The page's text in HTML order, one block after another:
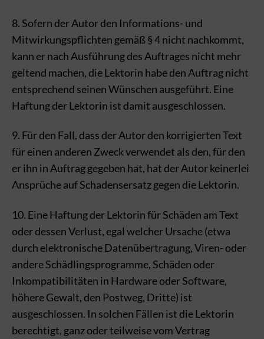
8. Sofern der Autor den Informations- und
Mitwirkungspflichten gemäß § 4 nicht nachkommt,
kann er nach Ausführung des Auftrages nicht mehr
geltend machen, die Lektorin habe den Auftrag nicht
entsprechend seinen Wünschen ausgeführt. Eine
Haftung der Lektorin ist damit ausgeschlossen.
9. Für den Fall, dass der Autor den korrigierten Text
für einen anderen Zweck verwendet als den, für den
er ihn in Auftrag gegeben hat, hat der Autor keinerlei
Ansprüche auf Schadensersatz gegen die Lektorin.
10. Eine Haftung der Lektorin für Schäden am Text
oder dessen Verlust, egal welcher Ursache (etwa
durch elektronische Datenübertragung, Viren- oder
andere Schädlingsprogramme, Schäden oder
Inkompatibilitäten in Hardware oder Software,
höhere Gewalt, den Postweg, Dritte) ist
ausgeschlossen. In solchen Fällen ist die Lektorin
berechtigt, ganz oder teilweise vom Vertrag